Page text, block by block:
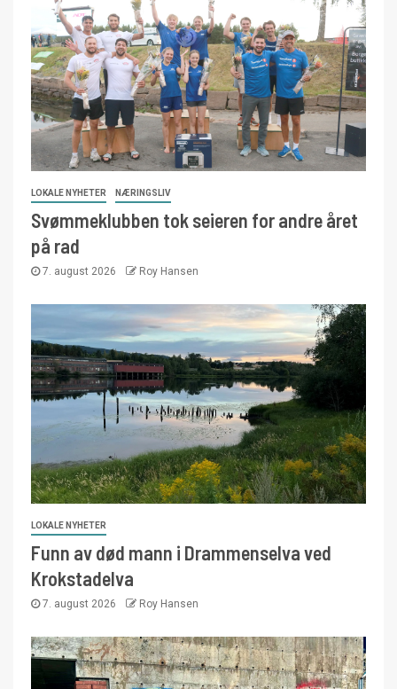
LOKALE NYHETER NÆRINGSLIV
Svømmeklubben tok seieren for andre året
på rad
7. august 2026 Roy Hansen
LOKALE NYHETER
Funn av død mann i Drammenselva ved
Krokstadelva
7. august 2026 Roy Hansen